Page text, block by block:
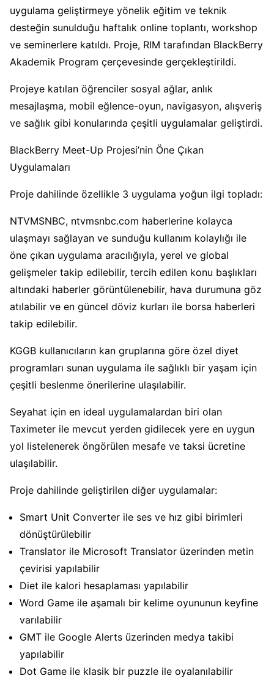
uygulama geliştirmeye yönelik eğitim ve teknik
desteğin sunulduğu haftalık online toplantı, workshop
ve seminerlere katıldı. Proje, RIM tarafından BlackBerry
Akademik Program çerçevesinde gerçekleştirildi.
Projeye katılan öğrenciler sosyal ağlar, anlık
mesajlaşma, mobil eğlence-oyun, navigasyon, alışveriş
ve sağlık gibi konularında çeşitli uygulamalar geliştirdi.
BlackBerry Meet-Up Projesi’nin Öne Çıkan
Uygulamaları
Proje dahilinde özellikle 3 uygulama yoğun ilgi topladı:
NTVMSNBC, ntvmsnbc.com haberlerine kolayca
ulaşmayı sağlayan ve sunduğu kullanım kolaylığı ile
öne çıkan uygulama aracılığıyla, yerel ve global
gelişmeler takip edilebilir, tercih edilen konu başlıkları
altındaki haberler görüntülenebilir, hava durumuna göz
atılabilir ve en güncel döviz kurları ile borsa haberleri
takip edilebilir.
KGGB kullanıcıların kan gruplarına göre özel diyet
programları sunan uygulama ile sağlıklı bir yaşam için
çeşitli beslenme önerilerine ulaşılabilir.
Seyahat için en ideal uygulamalardan biri olan
Taximeter ile mevcut yerden gidilecek yere en uygun
yol listelenerek öngörülen mesafe ve taksi ücretine
ulaşılabilir.
Proje dahilinde geliştirilen diğer uygulamalar:
Smart Unit Converter ile ses ve hız gibi birimleri
dönüştürülebilir
Translator ile Microsoft Translator üzerinden metin
çevirisi yapılabilir
Diet ile kalori hesaplaması yapılabilir
Word Game ile aşamalı bir kelime oyununun keyfine
varılabilir
GMT ile Google Alerts üzerinden medya takibi
yapılabilir
Dot Game ile klasik bir puzzle ile oyalanılabilir